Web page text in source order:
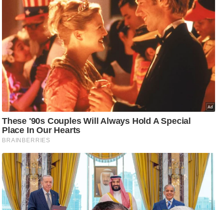
प्र
भु
म
हि
मा
/
ध
र्म
स्थ
ल
व्र
त
त्यो
हा
र